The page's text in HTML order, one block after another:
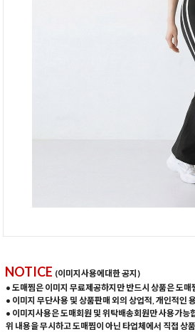
NOTICE (이미지사용에대한 공지)
• 도매찜은 이미지 무료제공하지만 반드시 상품은 도
• 이미지 무단사용 및 상품판매 외의 상업적, 개인적인
• 이미지사용은 도매회원 및 위탁배송회원만 사용가능
위 내용을 무시하고 도매찜이 아닌 타업체에서 직접 상